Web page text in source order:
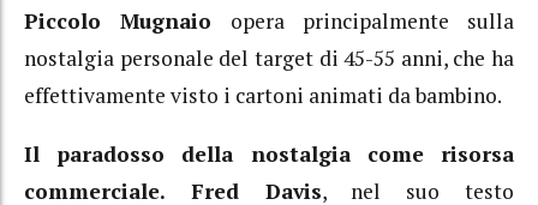
Piccolo Mugnaio opera principalmente sulla
nostalgia personale del target di 45-55 anni, che ha
effettivamente visto i cartoni animati da bambino.
Il paradosso della nostalgia come risorsa
commerciale. Fred Davis, nel suo testo